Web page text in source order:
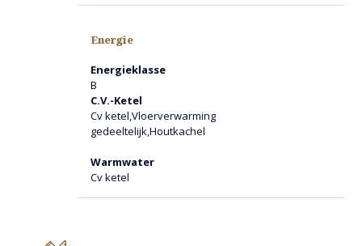
Neem telefonisch of via mail contact op met Makelaardij
We plannen graag een bezichtiging samen in.
Financiële mogelijkheden
Ankie! is onafhankelijk en kan daarom zelf geen advies
geven. Wij hebben echter een samenwerking met een aantal
samengesteld. Onzerzijds wordt echter geen enkele
Energie
Energieklasse
B
C.V.-Ketel
Cv ketel,Vloerverwarming
gedeeltelijk,Houtkachel
Warmwater
Cv ketel